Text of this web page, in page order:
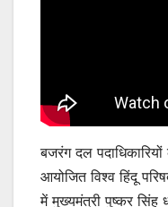
बजरंग दल
आयोजित विश्व हिंदू
में मुख्यमंत्री पुष्कर